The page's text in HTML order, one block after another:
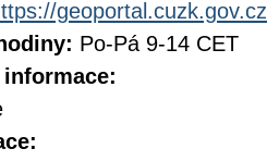
geoportal.cuzk.gov.cz
Po-Pá 9-14 CET
informace: